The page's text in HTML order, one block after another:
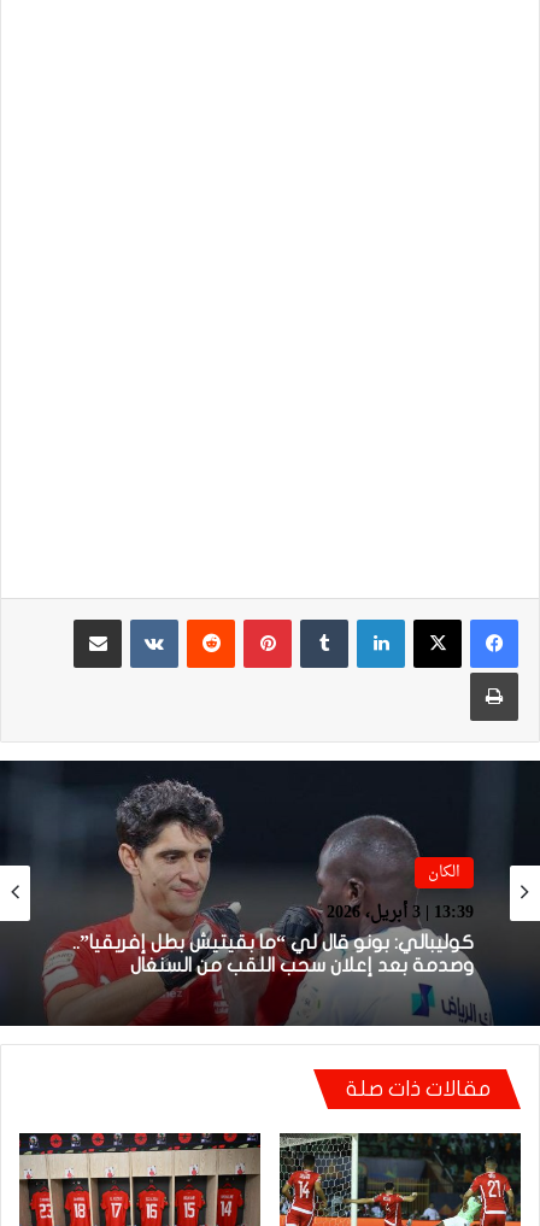
لينكدإن بينتيريست
مشاركة عبر البريد
طباعة
الكان
13:39 | 3 أبريل، 2026
كوليبالي: بونو قال لي “ما بقيتيش بطل إفريقيا”..
وصدمة بعد إعلان سحب اللقب من السنغال
الكان
16:57 | 2 أبريل، 2026
لقجع: ملف المغرب أمام الطاس محسوم ولدينا
أدلة موثقة وقوية
مقالات ذات صلة